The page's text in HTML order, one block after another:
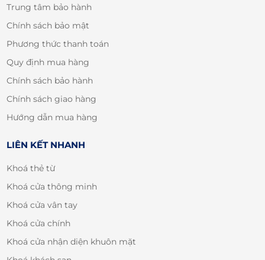
Trung tâm bảo hành
Chính sách bảo mật
Phương thức thanh toán
Quy định mua hàng
Chính sách bảo hành
Chính sách giao hàng
Hướng dẫn mua hàng
LIÊN KẾT NHANH
Khoá thẻ từ
Khoá cửa thông minh
Khoá cửa vân tay
Khoá cửa chính
Khoá cửa nhận diện khuôn mặt